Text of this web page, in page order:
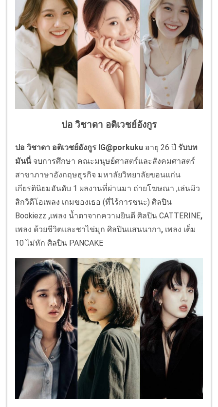
ปอ วิชาดา อติเวชย์อังกูร
ปอ วิชาดา อติเวชย์อังกูร IG@porkuku อายุ 26 ปี รับบท
มันนี่ จบการศึกษา คณะมนุษย์ศาสตร์และสังคมศาสตร์
สาขาภาษาอังกฤษธุรกิจ มหาลัยวิทยาลัยขอนแก่น
เกียรตินิยมอันดับ 1 ผลงานที่ผ่านมา ถ่ายโฆษณา ,เล่นมิว
สิกวิดีโอเพลง เกมของเธอ (ที่ไร้การชนะ) ศิลปิน
Bookiezz ,เพลง น้ำตาจากความยินดี ศิลปิน CATTERINE,
เพลง ด้วยชีวิตและชาไข่มุก ศิลปินเเสนนากา, เพลง เต็ม
10 ไม่หัก ศิลปิน PANCAKE